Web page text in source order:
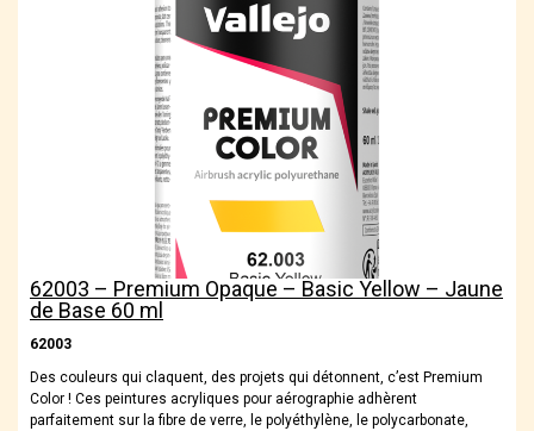
62003 – Premium Opaque – Basic Yellow – Jaune
de Base 60 ml
62003
Des couleurs qui claquent, des projets qui détonnent, c’est Premium
Color ! Ces peintures acryliques pour aérographie adhèrent
parfaitement sur la fibre de verre, le polyéthylène, le polycarbonate,